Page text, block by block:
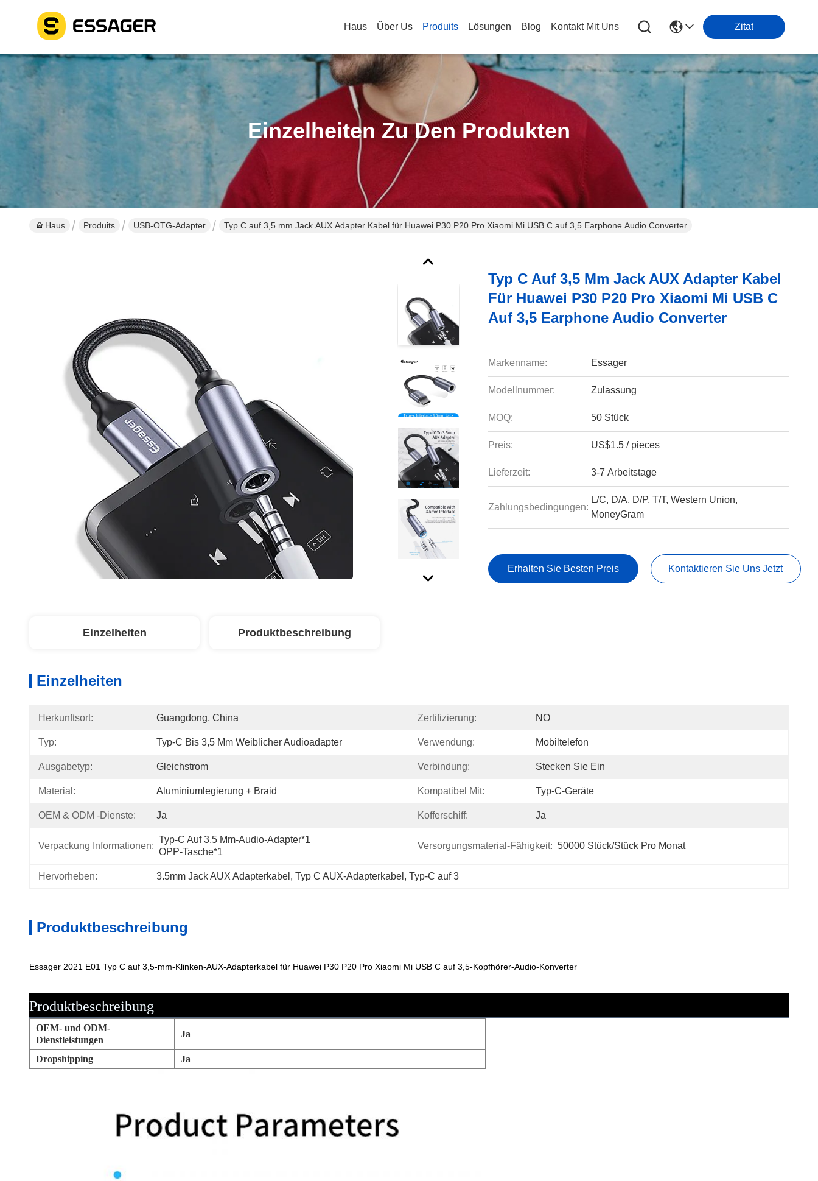
Haus Über Us Produits Lösungen Blog Kontakt Mit Uns Zitat
Einzelheiten Zu Den Produkten
Haus Produits USB-OTG-Adapter Typ C auf 3,5 mm Jack AUX Adapter Kabel für Huawei P30 P20 Pro Xiaomi Mi USB C auf 3,5 Earphone Audio Converter
Typ C Auf 3,5 Mm Jack AUX Adapter Kabel
Für Huawei P30 P20 Pro Xiaomi Mi USB C
Auf 3,5 Earphone Audio Converter
Markenname: Essager
Modellnummer: Zulassung
MOQ: 50 Stück
Preis: US$1.5 / pieces
Lieferzeit: 3-7 Arbeitstage
Zahlungsbedingungen:
L/C, D/A, D/P, T/T, Western Union,
MoneyGram
Erhalten Sie Besten Preis Kontaktieren Sie Uns Jetzt
Einzelheiten Produktbeschreibung
Einzelheiten
Herkunftsort: Guangdong, China Zertifizierung: NO
Typ: Typ-C Bis 3,5 Mm Weiblicher Audioadapter Verwendung: Mobiltelefon
Ausgabetyp: Gleichstrom Verbindung: Stecken Sie Ein
Material: Aluminiumlegierung + Braid Kompatibel Mit: Typ-C-Geräte
OEM & ODM -Dienste: Ja Kofferschiff: Ja
Verpackung Informationen:
Typ-C Auf 3,5 Mm-Audio-Adapter*1
OPP-Tasche*1
Versorgungsmaterial-Fähigkeit: 50000 Stück/Stück Pro Monat
Hervorheben: 3.5mm Jack AUX Adapterkabel , Typ C AUX-Adapterkabel , Typ-C auf 3
Produktbeschreibung
Essager 2021 E01 Typ C auf 3,5-mm-Klinken-AUX-Adapterkabel für Huawei P30 P20 Pro Xiaomi Mi USB C auf 3,5-Kopfhörer-Audio-Konverter
Produktbeschreibung
OEM- und ODM-
Dienstleistungen
Ja
Dropshipping Ja